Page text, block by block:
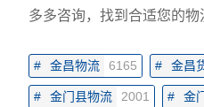
多多咨询，找到合适您的物
# 金昌物流 6165 # 金昌
# 金门县物流 2001 # 金